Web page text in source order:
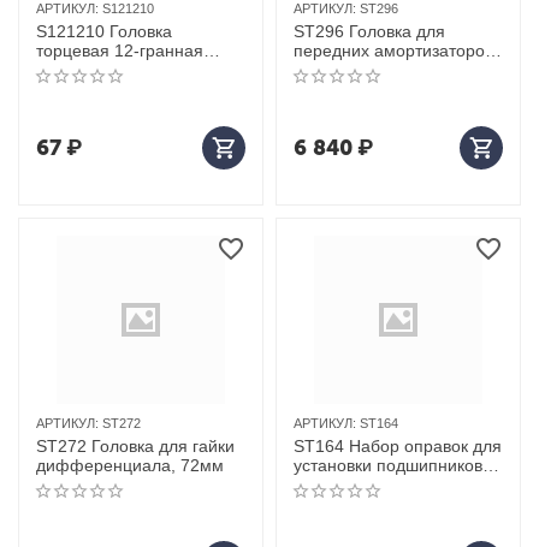
АРТИКУЛ: S121210
S121210 Головка
торцевая 12-гранная
ROSSVIK 1/2", 10мм
67₽
АРТИКУЛ: ST296
ST296 Головка для
передних амортизаторов,
100мм для SCANIA
6 840₽
АРТИКУЛ: ST272
ST272 Головка для гайки
дифференциала, 72мм
АРТИКУЛ: ST164
ST164 Набор оправок для
установки подшипников,
сальников 17 предметов